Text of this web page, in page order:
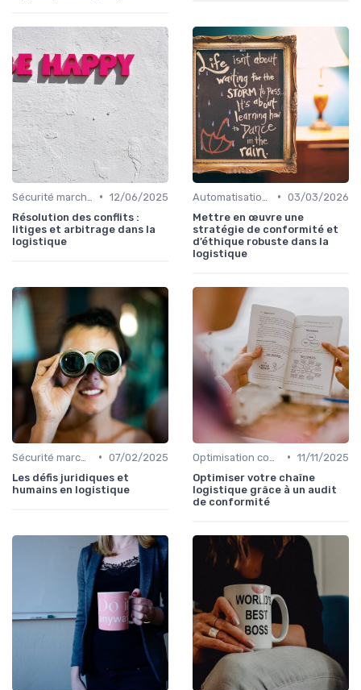
• 12/06/2025
Résolution des conflits :
litiges et arbitrage dans la
logistique
• 03/03/2026
Mettre en œuvre une
stratégie de conformité et
d’éthique robuste dans la
logistique
• 07/02/2025
Les défis juridiques et
humains en logistique
• 11/11/2025
Optimiser votre chaîne
logistique grâce à un audit
de conformité